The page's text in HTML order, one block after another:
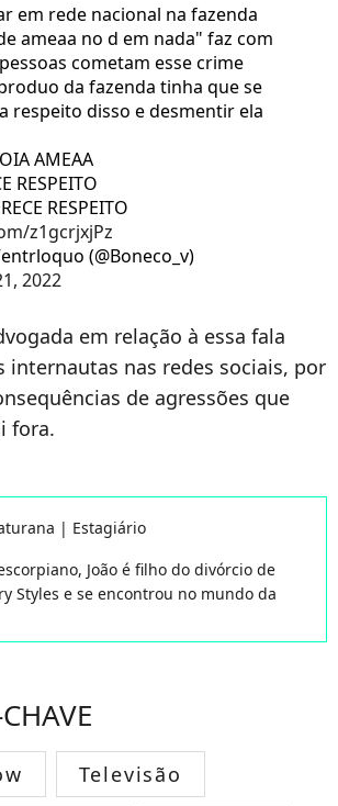
em rede nacional na fazenda
ameaa no d em nada" faz com
cometam esse crime
da fazenda tinha que se
respeito disso e desmentir ela
AMEAA
RESPEITO
RESPEITO
z1gcrjxjPz
(@Boneco_v)
2022
em relação à essa fala
internautas nas redes sociais, por
de agressões que
fora.
| Estagiário
João é filho do divórcio de
Styles e se encontrou no mundo da
Televisão